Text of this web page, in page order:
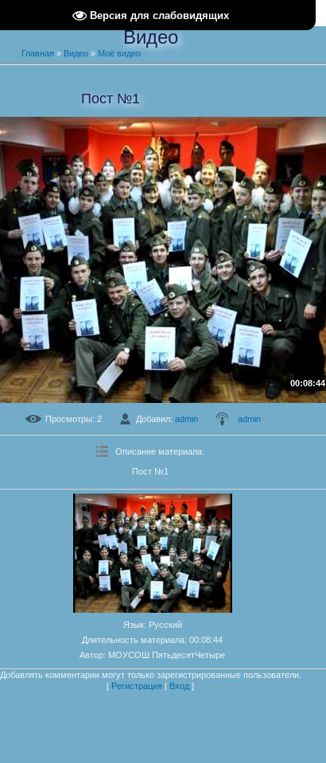
Версия для слабовидящих
Видео
Главная » Видео» Моё видео
Пост №1
00:08:44
Просмотры: 2 Добавил: admin admin
Описание материала:
Пост №1
Язык: Русский
Длительность материала: 00:08:44
Автор: МОУСОШ ПятьдесятЧетыре
Добавлять комментарии могут только зарегистрированные пользователи.
[ Регистрация | Вход ]